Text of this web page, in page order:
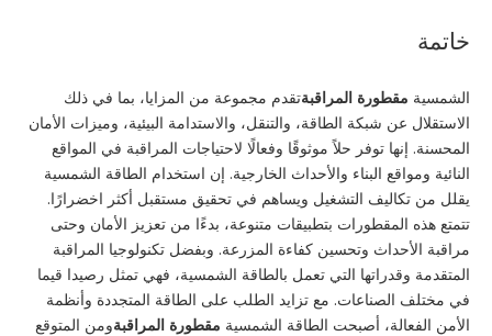
خاتمة
الشمسية مقطورة المراقبةتقدم مجموعة من المزايا، بما في ذلك
الاستقلال عن شبكة الطاقة، والتنقل، والاستدامة البيئية، وميزات الأمان
المحسنة. إنها توفر حلاً موثوقًا وفعالًا لاحتياجات المراقبة في المواقع
النائية ومواقع البناء والأحداث الخارجية. إن استخدام الطاقة الشمسية
يقلل من تكاليف التشغيل ويساهم في تحقيق مستقبل أكثر اخضرارًا.
تتمتع هذه المقطورات بتطبيقات متنوعة، بدءًا من تعزيز الأمان وحتى
مراقبة الأحداث وتحسين كفاءة المزرعة. وبفضل تكنولوجيا المراقبة
المتقدمة وقدراتها التي تعمل بالطاقة الشمسية، فهي تمثل رصيدا قيما
في مختلف الصناعات. مع تزايد الطلب على الطاقة المتجددة وأنظمة
الأمن الفعالة، أصبحت الطاقة الشمسية مقطورة المراقبةومن المتوقع